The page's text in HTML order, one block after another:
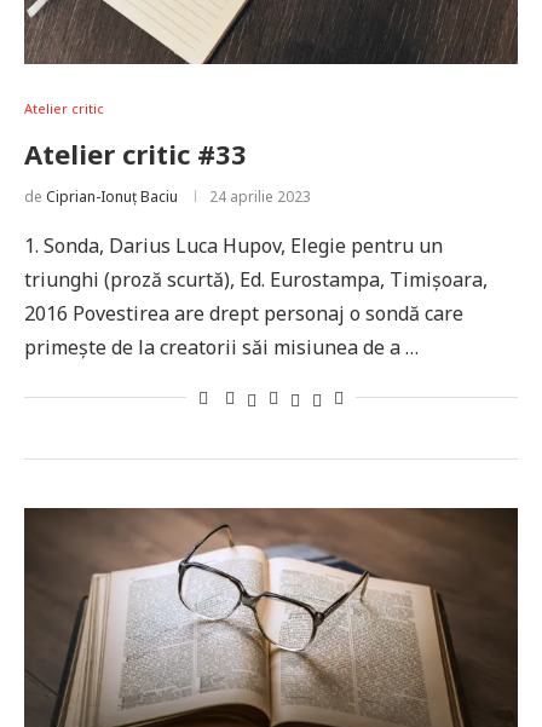
Atelier critic
Atelier critic #33
de Ciprian-Ionuț Baciu 24 aprilie 2023
1. Sonda, Darius Luca Hupov, Elegie pentru un
triunghi (proză scurtă), Ed. Eurostampa, Timișoara,
2016 Povestirea are drept personaj o sondă care
primește de la creatorii săi misiunea de a …